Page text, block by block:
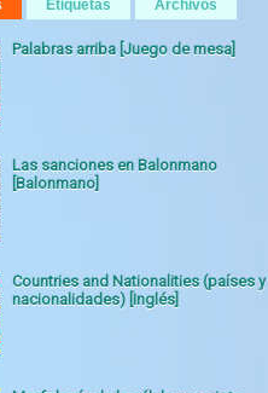
Etiquetas Archivos
Palabras arriba [Juego de mesa]
Las sanciones en Balonmano
[Balonmano]
Countries and Nationalities (países y
nacionalidades) [Inglés]